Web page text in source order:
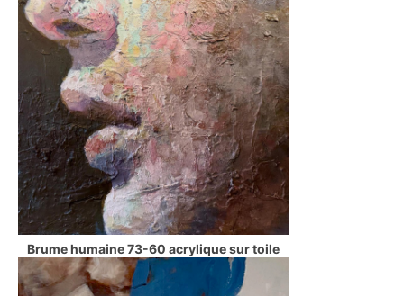
Brume humaine 73-60 acrylique sur toile